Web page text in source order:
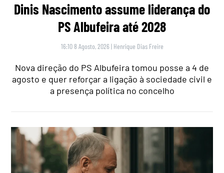
Dinis Nascimento assume liderança do
PS Albufeira até 2028
16:10 8 Agosto, 2026 | Henrique Dias Freire
Nova direção do PS Albufeira tomou posse a 4 de
agosto e quer reforçar a ligação à sociedade civil e
a presença política no concelho